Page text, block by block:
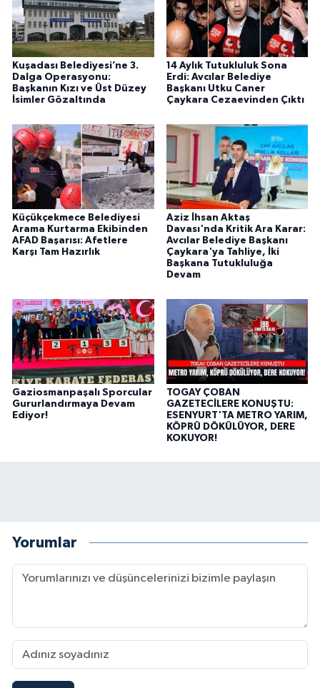
Kuşadası Belediyesi’ne 3.
Dalga Operasyonu:
Başkanın Kızı ve Üst Düzey
İsimler Gözaltında
14 Aylık Tutukluluk Sona
Erdi: Avcılar Belediye
Başkanı Utku Caner
Çaykara Cezaevinden Çıktı
Küçükçekmece Belediyesi
Arama Kurtarma Ekibinden
AFAD Başarısı: Afetlere
Karşı Tam Hazırlık
Aziz İhsan Aktaş
Davası'nda Kritik Ara Karar:
Avcılar Belediye Başkanı
Çaykara'ya Tahliye, İki
Başkana Tutukluluğa
Devam
Gaziosmanpaşalı Sporcular
Gururlandırmaya Devam
Ediyor!
TOGAY ÇOBAN
GAZETECİLERE KONUŞTU:
ESENYURT'TA METRO YARIM,
KÖPRÜ DÖKÜLÜYOR, DERE
KOKUYOR!
Yorumlar